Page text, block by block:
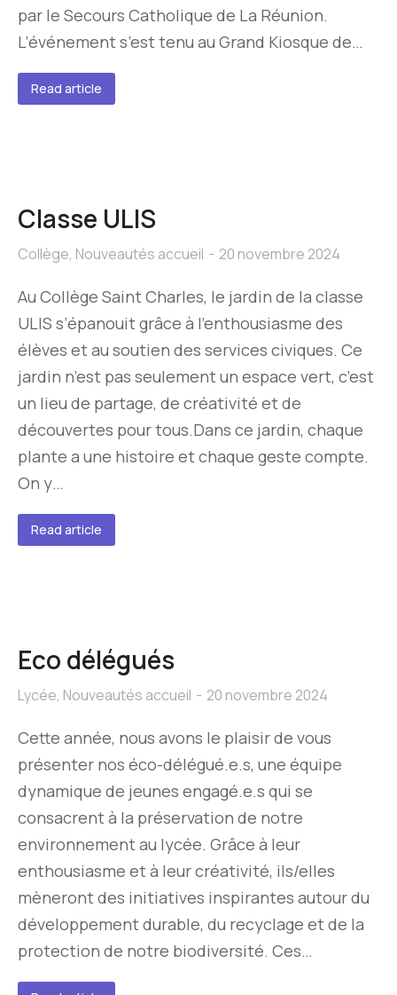
par le Secours Catholique de La Réunion.
L’événement s’est tenu au Grand Kiosque de…
Read article
Classe ULIS
Collège, Nouveautés accueil 20 novembre 2024
Au Collège Saint Charles, le jardin de la classe
ULIS s’épanouit grâce à l’enthousiasme des
élèves et au soutien des services civiques. Ce
jardin n’est pas seulement un espace vert, c’est
un lieu de partage, de créativité et de
découvertes pour tous.Dans ce jardin, chaque
plante a une histoire et chaque geste compte.
On y…
Read article
Eco délégués
Lycée, Nouveautés accueil 20 novembre 2024
Cette année, nous avons le plaisir de vous
présenter nos éco-délégué.e.s, une équipe
dynamique de jeunes engagé.e.s qui se
consacrent à la préservation de notre
environnement au lycée. Grâce à leur
enthousiasme et à leur créativité, ils/elles
mèneront des initiatives inspirantes autour du
développement durable, du recyclage et de la
protection de notre biodiversité. Ces…